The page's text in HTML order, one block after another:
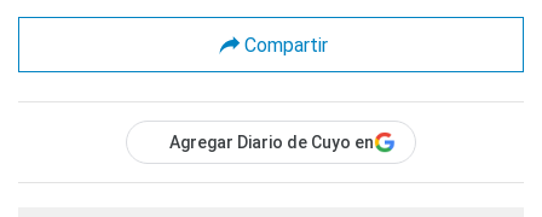
Compartir
Agregar Diario de Cuyo en